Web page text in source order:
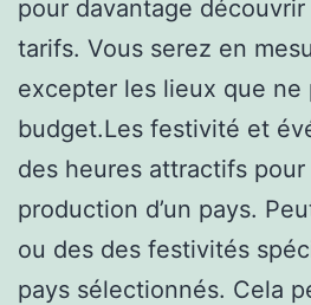
pour davantage
tarifs. Vous serez en
excepter les lieux que
budget.Les festivité et
des heures attractifs
production d’un pays.
ou des des festivités
pays sélectionnés. Cela